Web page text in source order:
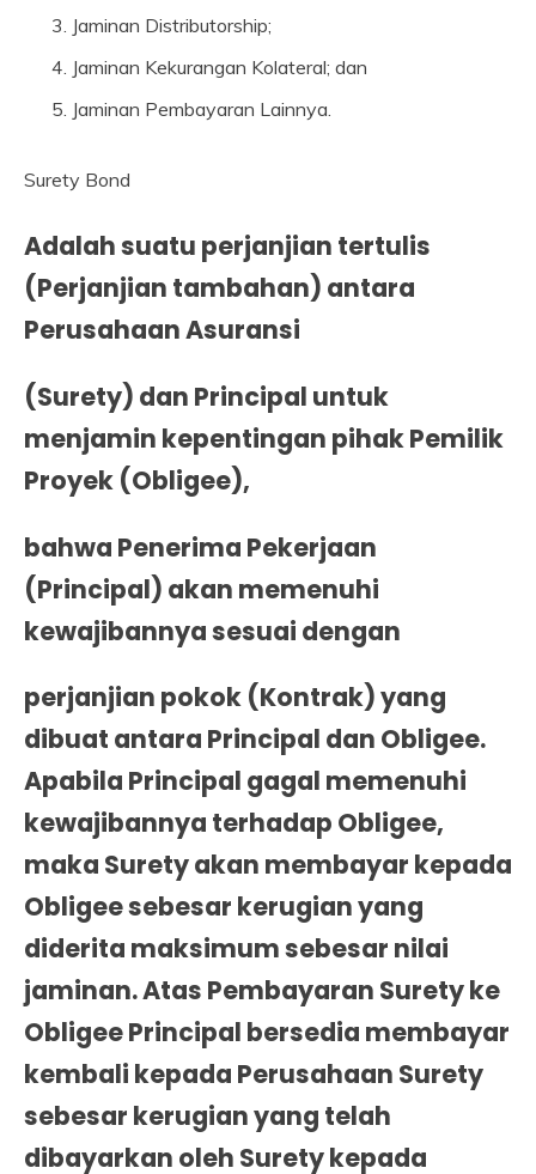
Jaminan Distributorship;
Jaminan Kekurangan Kolateral; dan
Jaminan Pembayaran Lainnya.
Surety Bond
Adalah suatu perjanjian tertulis
(Perjanjian tambahan) antara
Perusahaan Asuransi
(Surety) dan Principal untuk
menjamin kepentingan pihak Pemilik
Proyek (Obligee),
bahwa Penerima Pekerjaan
(Principal) akan memenuhi
kewajibannya sesuai dengan
perjanjian pokok (Kontrak) yang
dibuat antara Principal dan Obligee.
Apabila Principal gagal memenuhi
kewajibannya terhadap Obligee,
maka Surety akan membayar kepada
Obligee sebesar kerugian yang
diderita maksimum sebesar nilai
jaminan. Atas Pembayaran Surety ke
Obligee Principal bersedia membayar
kembali kepada Perusahaan Surety
sebesar kerugian yang telah
dibayarkan oleh Surety kepada